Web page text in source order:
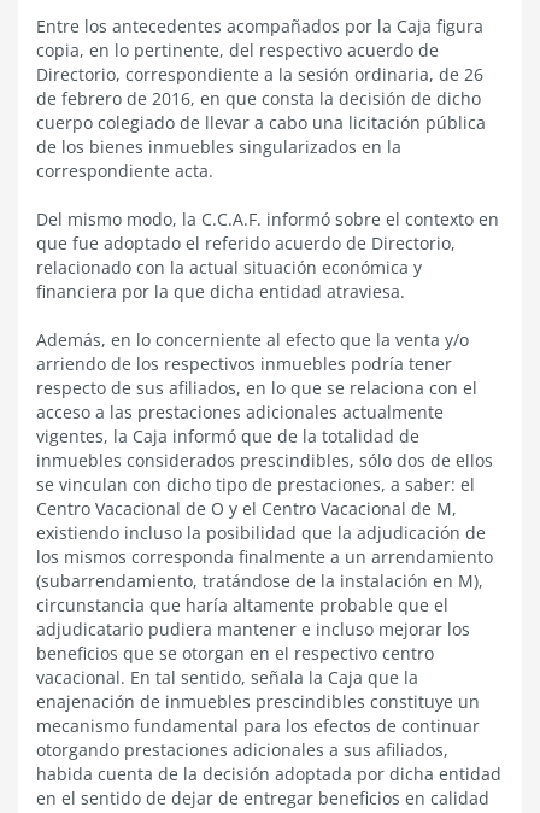
Entre los antecedentes acompañados por la Caja figura
copia, en lo pertinente, del respectivo acuerdo de
Directorio, correspondiente a la sesión ordinaria, de 26
de febrero de 2016, en que consta la decisión de dicho
cuerpo colegiado de llevar a cabo una licitación pública
de los bienes inmuebles singularizados en la
correspondiente acta.
Del mismo modo, la C.C.A.F. informó sobre el contexto en
que fue adoptado el referido acuerdo de Directorio,
relacionado con la actual situación económica y
financiera por la que dicha entidad atraviesa.
Además, en lo concerniente al efecto que la venta y/o
arriendo de los respectivos inmuebles podría tener
respecto de sus afiliados, en lo que se relaciona con el
acceso a las prestaciones adicionales actualmente
vigentes, la Caja informó que de la totalidad de
inmuebles considerados prescindibles, sólo dos de ellos
se vinculan con dicho tipo de prestaciones, a saber: el
Centro Vacacional de O y el Centro Vacacional de M,
existiendo incluso la posibilidad que la adjudicación de
los mismos corresponda finalmente a un arrendamiento
(subarrendamiento, tratándose de la instalación en M),
circunstancia que haría altamente probable que el
adjudicatario pudiera mantener e incluso mejorar los
beneficios que se otorgan en el respectivo centro
vacacional. En tal sentido, señala la Caja que la
enajenación de inmuebles prescindibles constituye un
mecanismo fundamental para los efectos de continuar
otorgando prestaciones adicionales a sus afiliados,
habida cuenta de la decisión adoptada por dicha entidad
en el sentido de dejar de entregar beneficios en calidad